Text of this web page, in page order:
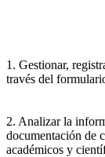
1. Gestionar,
través del
2. Analizar la
documentación de
académicos y